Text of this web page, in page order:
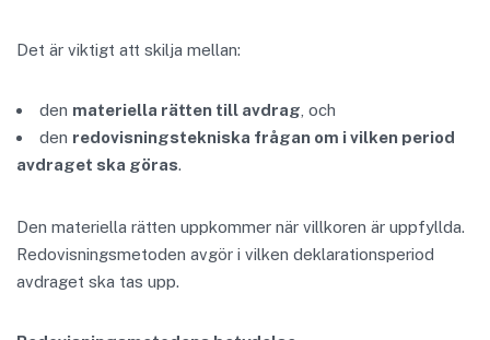
Det är viktigt att skilja mellan:
den materiella rätten till avdrag , och
den redovisningstekniska frågan om i vilken period
avdraget ska göras.
Den materiella rätten uppkommer när villkoren är uppfyllda.
Redovisningsmetoden avgör i vilken deklarationsperiod
avdraget ska tas upp.